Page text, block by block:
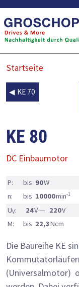
Startseite
KE 70
KE 80
DC Einbaumotor
P: bis 90W
n:
bis 10000min-1
UV: 24V — 220V
M:
bis 22,3Ncm
Die Baureihe KE
(Universalmotor)